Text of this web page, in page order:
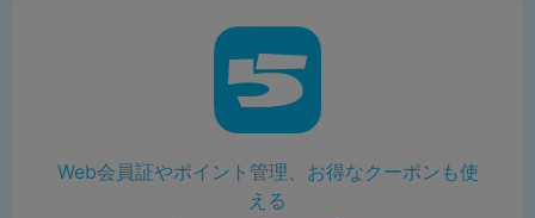
Web会員証やポイント管理、お得なクーポンも使
える